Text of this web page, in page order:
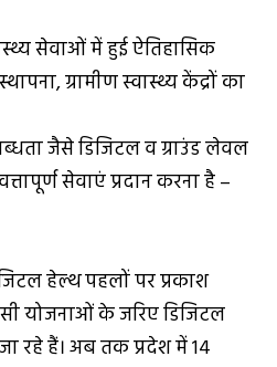
सेवाओं में हुई ऐतिहासिक
ग्रामीण स्वास्थ्य केंद्रों का
जैसे डिजिटल व ग्राउंड लेवल
सेवाएं प्रदान करना है –
हेल्थ पहलों पर प्रकाश
योजनाओं के जरिए डिजिटल
रहे हैं। अब तक प्रदेश में 14